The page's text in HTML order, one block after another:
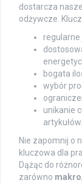
dostarcza
odżywcze.
regularne
bogata
wybór
unikanie
artykułów.
Nie zapomnij o
kluczowa dla
Dążąc do
zarówno makro